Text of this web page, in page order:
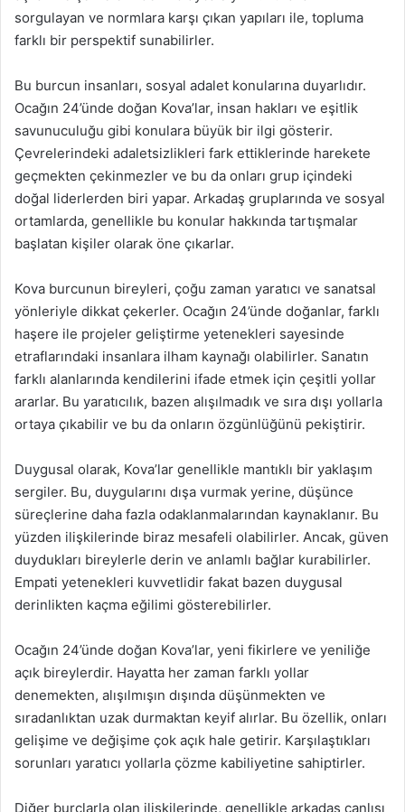
sorgulayan ve normlara karşı çıkan yapıları ile, topluma
farklı bir perspektif sunabilirler.
Bu burcun insanları, sosyal adalet konularına duyarlıdır.
Ocağın 24’ünde doğan Kova’lar, insan hakları ve eşitlik
savunuculuğu gibi konulara büyük bir ilgi gösterir.
Çevrelerindeki adaletsizlikleri fark ettiklerinde harekete
geçmekten çekinmezler ve bu da onları grup içindeki
doğal liderlerden biri yapar. Arkadaş gruplarında ve sosyal
ortamlarda, genellikle bu konular hakkında tartışmalar
başlatan kişiler olarak öne çıkarlar.
Kova burcunun bireyleri, çoğu zaman yaratıcı ve sanatsal
yönleriyle dikkat çekerler. Ocağın 24’ünde doğanlar, farklı
haşere ile projeler geliştirme yetenekleri sayesinde
etraflarındaki insanlara ilham kaynağı olabilirler. Sanatın
farklı alanlarında kendilerini ifade etmek için çeşitli yollar
ararlar. Bu yaratıcılık, bazen alışılmadık ve sıra dışı yollarla
ortaya çıkabilir ve bu da onların özgünlüğünü pekiştirir.
Duygusal olarak, Kova’lar genellikle mantıklı bir yaklaşım
sergiler. Bu, duygularını dışa vurmak yerine, düşünce
süreçlerine daha fazla odaklanmalarından kaynaklanır. Bu
yüzden ilişkilerinde biraz mesafeli olabilirler. Ancak, güven
duydukları bireylerle derin ve anlamlı bağlar kurabilirler.
Empati yetenekleri kuvvetlidir fakat bazen duygusal
derinlikten kaçma eğilimi gösterebilirler.
Ocağın 24’ünde doğan Kova’lar, yeni fikirlere ve yeniliğe
açık bireylerdir. Hayatta her zaman farklı yollar
denemekten, alışılmışın dışında düşünmekten ve
sıradanlıktan uzak durmaktan keyif alırlar. Bu özellik, onları
gelişime ve değişime çok açık hale getirir. Karşılaştıkları
sorunları yaratıcı yollarla çözme kabiliyetine sahiptirler.
Diğer burçlarla olan ilişkilerinde, genellikle arkadaş canlısı